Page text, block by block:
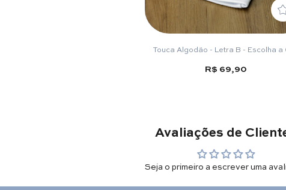
Touca Algodão - Letra B - Escolha a
R$ 69,90
Avaliações de
Seja o primeiro a escrever uma